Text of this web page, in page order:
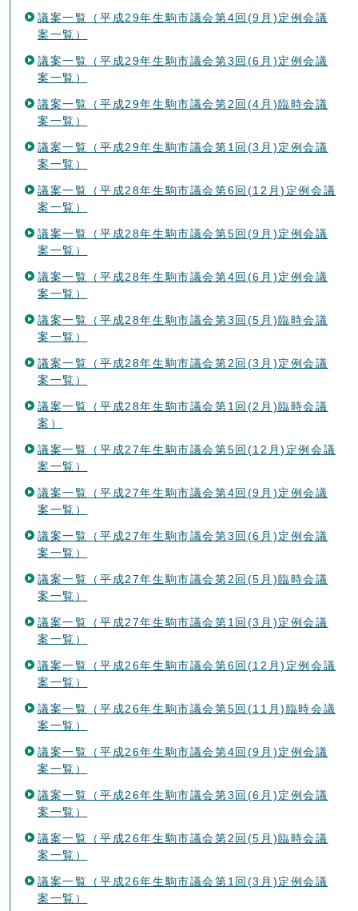
議案一覧（平成29年生駒市議会第4回(9月)定例会議
案一覧）
議案一覧（平成29年生駒市議会第3回(6月)定例会議
案一覧）
議案一覧（平成29年生駒市議会第2回(4月)臨時会議
案一覧）
議案一覧（平成29年生駒市議会第1回(3月)定例会議
案一覧）
議案一覧（平成28年生駒市議会第6回(12月)定例会議
案一覧）
議案一覧（平成28年生駒市議会第5回(9月)定例会議
案一覧）
議案一覧（平成28年生駒市議会第4回(6月)定例会議
案一覧）
議案一覧（平成28年生駒市議会第3回(5月)臨時会議
案一覧）
議案一覧（平成28年生駒市議会第2回(3月)定例会議
案一覧）
議案一覧（平成28年生駒市議会第1回(2月)臨時会議
案）
議案一覧（平成27年生駒市議会第5回(12月)定例会議
案一覧）
議案一覧（平成27年生駒市議会第4回(9月)定例会議
案一覧）
議案一覧（平成27年生駒市議会第3回(6月)定例会議
案一覧）
議案一覧（平成27年生駒市議会第2回(5月)臨時会議
案一覧）
議案一覧（平成27年生駒市議会第1回(3月)定例会議
案一覧）
議案一覧（平成26年生駒市議会第6回(12月)定例会議
案一覧）
議案一覧（平成26年生駒市議会第5回(11月)臨時会議
案一覧）
議案一覧（平成26年生駒市議会第4回(9月)定例会議
案一覧）
議案一覧（平成26年生駒市議会第3回(6月)定例会議
案一覧）
議案一覧（平成26年生駒市議会第2回(5月)臨時会議
案一覧）
議案一覧（平成26年生駒市議会第1回(3月)定例会議
案一覧）